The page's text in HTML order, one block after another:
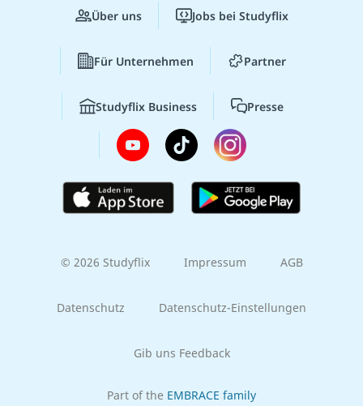
Über uns Jobs bei Studyflix
Für Unternehmen Partner
Studyflix Business Presse
© 2026 Studyflix Impressum AGB
Datenschutz Datenschutz-Einstellungen
Gib uns Feedback
Part of the EMBRACE family